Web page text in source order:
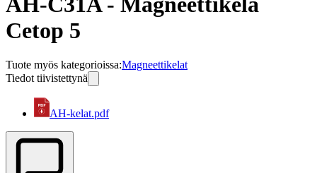
Cetop 5
Tuote myös kategorioissa:Magneettikelat
Tiedot tiivistettynä
AH-kelat.pdf